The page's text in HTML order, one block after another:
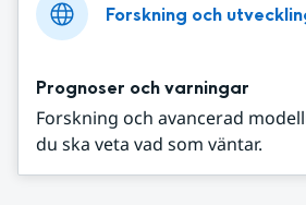
Forskning och
Prognoser och varningar
Forskning och avancerad
du ska veta vad som väntar.